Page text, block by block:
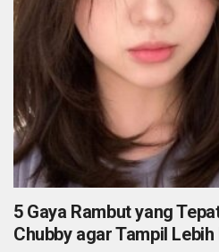
5 Gaya Rambut yang
Chubby agar Tampil